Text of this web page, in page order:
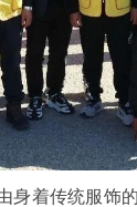
着传统服饰的